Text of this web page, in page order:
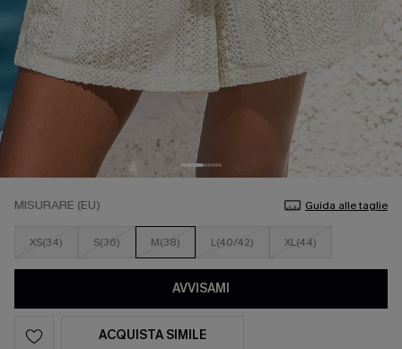
MISURARE (EU) Guida alle taglie
XS(34) S(36) M(38) L(40/42) XL(44)
AVVISAMI
ACQUISTA SIMILE